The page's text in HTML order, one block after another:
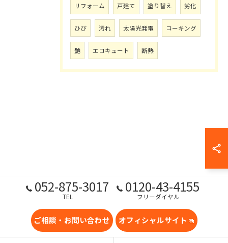
リフォーム 戸建て 塗り替え 劣化
ひび 汚れ 太陽光発電 コーキング
艶 エコキュート 断熱
052-875-3017
TEL
0120-43-4155
フリーダイヤル
ご相談・お問い合わせ オフィシャルサイト